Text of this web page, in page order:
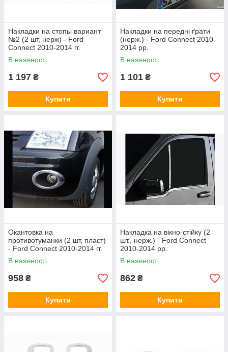
Накладки на стопы вариант
№2 (2 шт, нерж) - Ford
Connect 2010-2014 гг.
В наявності
1 197 ₴
Купити
Накладки на передні ґрати
(нерж.) - Ford Connect 2010-
2014 рр.
В наявності
1 101 ₴
Купити
Окантовка на
противотуманки (2 шт, пласт)
- Ford Connect 2010-2014 гг.
В наявності
958 ₴
Купити
Накладка на вікно-стійку (2
шт., нерж.) - Ford Connect
2010-2014 рр.
В наявності
862 ₴
Купити